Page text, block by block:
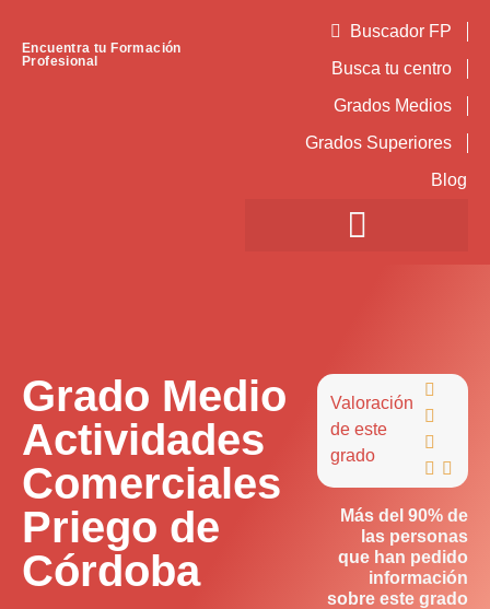
Encuentra tu Formación
Profesional
Buscador FP
Busca tu centro
Grados Medios
Grados Superiores
Blog
Grado Medio
Actividades
Comerciales
Priego de
Córdoba
Valoración
de este
grado



 
Más del 90% de
las personas
que han pedido
información
sobre este grado